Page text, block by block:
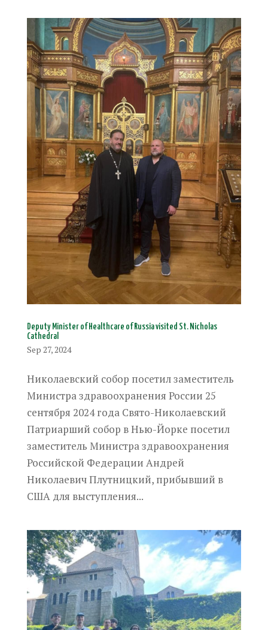
Deputy Minister of Healthcare of Russia visited St. Nicholas
Cathedral
Sep 27, 2024
Николаевский собор посетил заместитель
Министра здравоохранения России 25
сентября 2024 года Свято-Николаевский
Патриарший собор в Нью-Йорке посетил
заместитель Министра здравоохранения
Российской Федерации Андрей
Николаевич Плутницкий, прибывший в
США для выступления...